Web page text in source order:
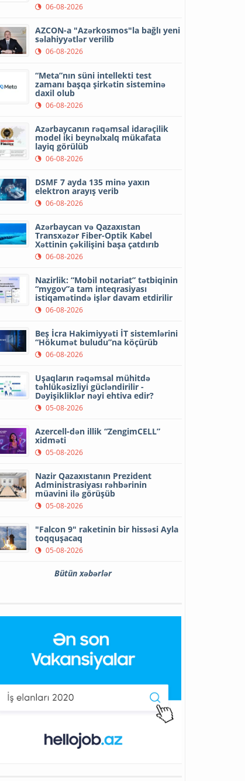
06-08-2026
AZCON-a "Azərkosmos"la bağlı yeni
səlahiyyətlər verilib
06-08-2026
“Meta”nın süni intellekti test
zamanı başqa şirkətin sisteminə
daxil olub
06-08-2026
Azərbaycanın rəqəmsal idarəçilik
model iki beynəlxalq mükafata
layiq görülüb
06-08-2026
DSMF 7 ayda 135 minə yaxın
elektron arayış verib
06-08-2026
Azərbaycan və Qazaxıstan
Transxəzər Fiber-Optik Kabel
Xəttinin çəkilişini başa çatdırıb
06-08-2026
Nazirlik: “Mobil notariat” tətbiqinin
“mygov”a tam inteqrasiyası
istiqamətində işlər davam etdirilir
06-08-2026
Beş İcra Hakimiyyəti İT sistemlərini
“Hökumət buludu”na köçürüb
06-08-2026
Uşaqların rəqəmsal mühitdə
təhlükəsizliyi gücləndirilir -
Dəyişikliklər nəyi ehtiva edir?
05-08-2026
Azercell-dən illik “ZengimCELL”
xidməti
05-08-2026
Nazir Qazaxıstanın Prezident
Administrasiyası rəhbərinin
müavini ilə görüşüb
05-08-2026
"Falcon 9" raketinin bir hissəsi Ayla
toqquşacaq
05-08-2026
Bütün xəbərlər